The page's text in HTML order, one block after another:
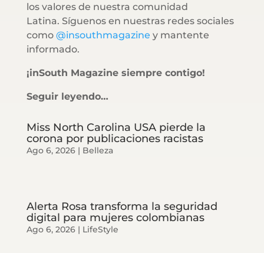
los valores de nuestra comunidad
Latina. Síguenos en nuestras redes sociales
como @insouthmagazine y mantente
informado.
¡inSouth Magazine siempre contigo!
Seguir leyendo…
Miss North Carolina USA pierde la
corona por publicaciones racistas
Ago 6, 2026| Belleza
Alerta Rosa transforma la seguridad
digital para mujeres colombianas
Ago 6, 2026| LifeStyle